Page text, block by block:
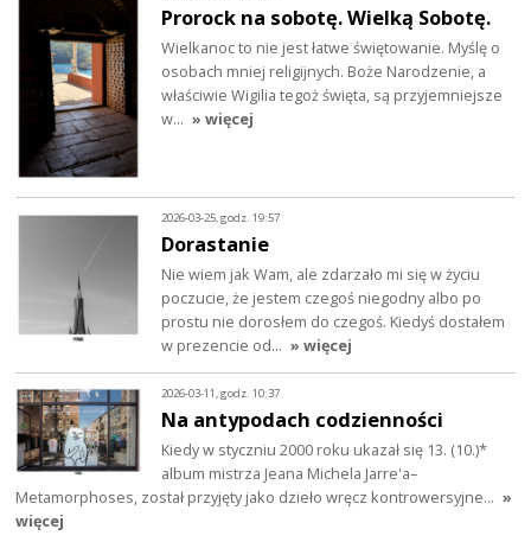
Prorock na sobotę. Wielką Sobotę.
Wielkanoc to nie jest łatwe świętowanie. Myślę o
osobach mniej religijnych. Boże Narodzenie, a
właściwie Wigilia tegoż święta, są przyjemniejsze
w… » więcej
2026-03-25, godz. 19:57
Dorastanie
Nie wiem jak Wam, ale zdarzało mi się w życiu
poczucie, że jestem czegoś niegodny albo po
prostu nie dorosłem do czegoś. Kiedyś dostałem
w prezencie od… » więcej
2026-03-11, godz. 10:37
Na antypodach codzienności
Kiedy w styczniu 2000 roku ukazał się 13. (10.)*
album mistrza Jeana Michela Jarre'a–
Metamorphoses, został przyjęty jako dzieło wręcz kontrowersyjne… »
więcej